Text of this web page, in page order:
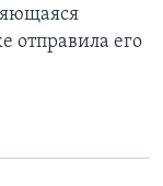
отправила его